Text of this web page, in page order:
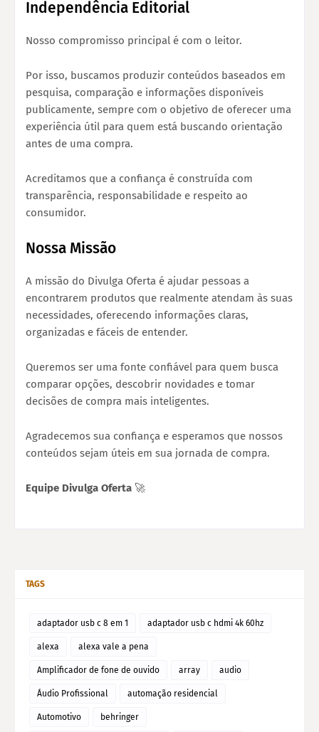
Independência Editorial
Nosso compromisso principal é com o leitor.
Por isso, buscamos produzir conteúdos baseados em
pesquisa, comparação e informações disponíveis
publicamente, sempre com o objetivo de oferecer uma
experiência útil para quem está buscando orientação
antes de uma compra.
Acreditamos que a confiança é construída com
transparência, responsabilidade e respeito ao
consumidor.
Nossa Missão
A missão do Divulga Oferta é ajudar pessoas a
encontrarem produtos que realmente atendam às suas
necessidades, oferecendo informações claras,
organizadas e fáceis de entender.
Queremos ser uma fonte confiável para quem busca
comparar opções, descobrir novidades e tomar
decisões de compra mais inteligentes.
Agradecemos sua confiança e esperamos que nossos
conteúdos sejam úteis em sua jornada de compra.
Equipe Divulga Oferta 🚀
TAGS
adaptador usb c 8 em 1 adaptador usb c hdmi 4k 60hz
alexa alexa vale a pena
Amplificador de fone de ouvido array audio
Áudio Profissional automação residencial
Automotivo behringer